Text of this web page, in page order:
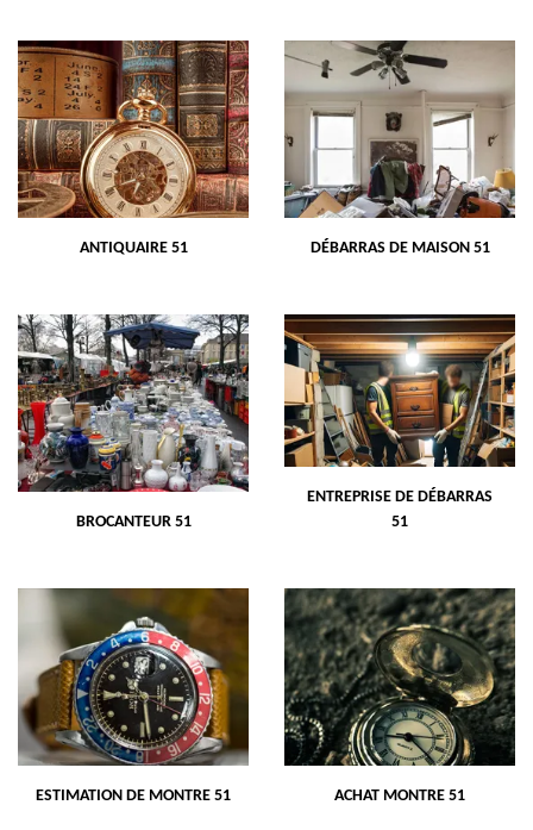
ANTIQUAIRE 51 DÉBARRAS DE MAISON 51
BROCANTEUR 51
ENTREPRISE DE DÉBARRAS
51
ESTIMATION DE MONTRE 51 ACHAT MONTRE 51